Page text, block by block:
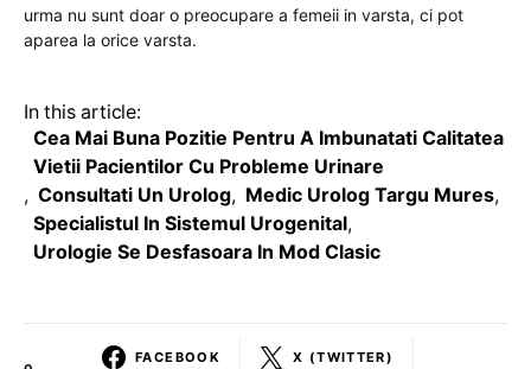
urma nu sunt doar o preocupare a femeii in varsta, ci pot
aparea la orice varsta.
In this article:
Cea Mai Buna Pozitie Pentru A Imbunatati Calitatea
Vietii Pacientilor Cu Probleme Urinare
, Consultati Un Urolog, Medic Urolog Targu Mures,
Specialistul In Sistemul Urogenital,
Urologie Se Desfasoara In Mod Clasic
FACEBOOK X (TWITTER)